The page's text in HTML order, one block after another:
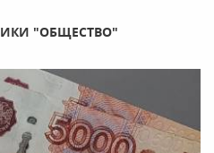
"ОБЩЕСТВО"